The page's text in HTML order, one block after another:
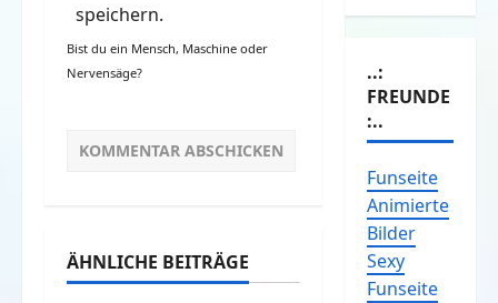
speichern.
Bist du ein Mensch, Maschine oder
Nervensäge?
ÄHNLICHE BEITRÄGE
..:
FREUNDE
:..
Funseite
Animierte
Bilder
Sexy
Funseite